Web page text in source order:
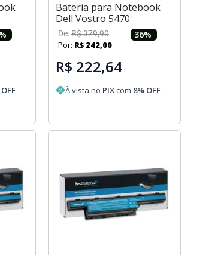
Bateria para Notebook
Dell Vostro 5470
De:R$379,90 36%
Por: R$ 242,00
R$ 222,64
À vista no PIXcom 8% OFF